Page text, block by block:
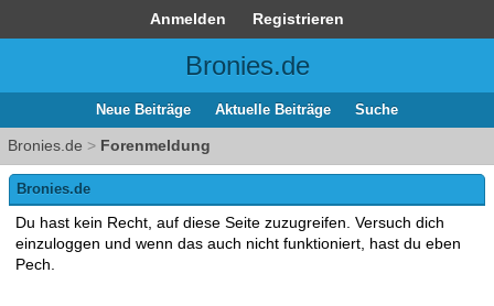
Anmelden Registrieren
Bronies.de
Neue Beiträge Aktuelle Beiträge Suche
Bronies.de > Forenmeldung
Bronies.de
Du hast kein Recht, auf diese Seite zuzugreifen. Versuch dich
einzuloggen und wenn das auch nicht funktioniert, hast du eben
Pech.